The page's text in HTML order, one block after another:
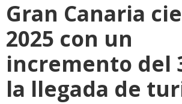
Gran Canaria
2025 con un
incremento del
la llegada de